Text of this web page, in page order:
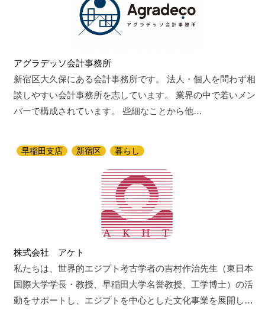
アグラデッソ会計事務所
新宿区大久保にある会計事務所です。 法人・個人を問わず相
談しやすい会計事務所を志しています。 業界の中で若いメン
バーで構成されています。 些細なことから他…
早稲田支店 新宿区 暮らし
株式会社 アケト
私たちは、世界的エジプト考古学者の吉村作治先生（東日本
国際大学学長・教授、早稲田大学名誉教授、工学博士）の活
動をサポートし、エジプトを中心とした文化事業を展開し…